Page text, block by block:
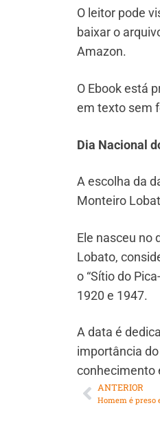
O leitor pode
baixar o
Amazon.
O Ebook está
em texto sem
Dia Nacional
A escolha da
Monteiro
Ele nasceu no
Lobato,
o “Sítio do
1920 e 1947.
A data é
importância
conhecimento
ANTERIOR